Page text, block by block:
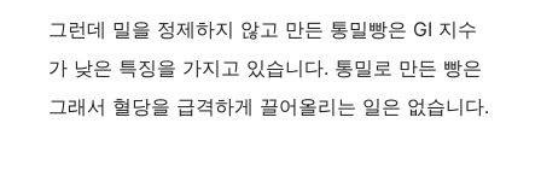
그런데 밀을 정제하지 않고 만든 통밀빵은 GI 지수
가 낮은 특징을 가지고 있습니다. 통밀로 만든 빵은
그래서 혈당을 급격하게 끌어올리는 일은 없습니다.